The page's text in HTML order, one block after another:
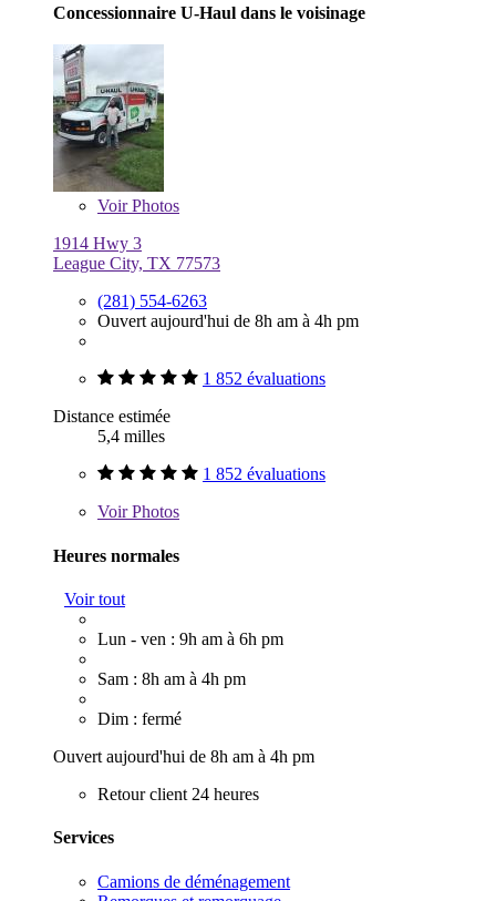
Concessionnaire U-Haul dans le voisinage
VoirPhotos
1914 Hwy 3
League City, TX 77573
(281) 554-6263
Ouvert aujourd'hui de 8h am à 4h pm
1 852 évaluations
Distance estimée
5,4 milles
1 852 évaluations
VoirPhotos
Heures normales
Voir tout
Lun - ven : 9h am à 6h pm
Sam : 8h am à 4h pm
Dim : fermé
Ouvert aujourd'hui de 8h am à 4h pm
Retour client 24 heures
Services
Camions de déménagement